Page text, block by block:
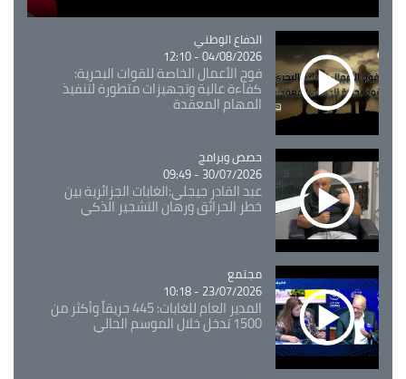
Catégorie
الدفاع الوطني
04/08/2026 - 12:10
فوج الأعمال الخاصة للقوات البحرية:
كفاءة عالية وتجهيزات متطورة لتنفيذ
المهام المعقدة
Catégorie
حصص وبرامج
30/07/2026 - 09:49
عبد القادر جيجلي:الغابات الجزائرية بين
خطر الحرائق ورهان التشجير الذكي
Catégorie
مجتمع
23/07/2026 - 10:18
المدير العام للغابات: 445 حريقاً وأكثر من
1500 تدخل خلال الموسم الحالي